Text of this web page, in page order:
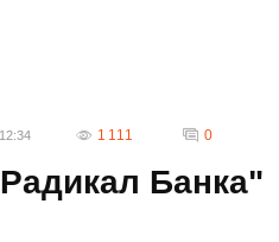
1 111 0
Банка"